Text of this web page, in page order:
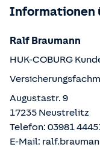
Informationen
Ralf Braumann
HUK-COBURG
Augustastr. 9
17235 Neustrelitz
Telefon: 03981
E-Mail: